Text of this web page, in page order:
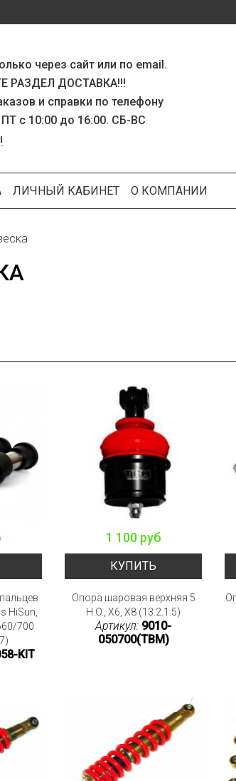
через сайт или по email.
РАЗДЕЛ ДОСТАВКА!!!
и справки по телефону
с 10:00 до 16:00. СБ-ВС
ЛИЧНЫЙ КАБИНЕТ О КОМПАНИИ
HiSun,
700
KIT
1 100 руб
КУПИТЬ
Опора шаровая верхняя 5
H.O., X6, X8 (13.2.1.5)
Артикул: 9010-
050700(TBM)